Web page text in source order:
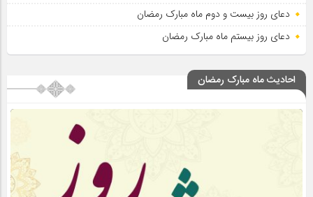
دعای روز بیست و دوم ماه مبارک رمضان
دعای روز بیستم ماه مبارک رمضان
احادیث ماه مبارک رمضان